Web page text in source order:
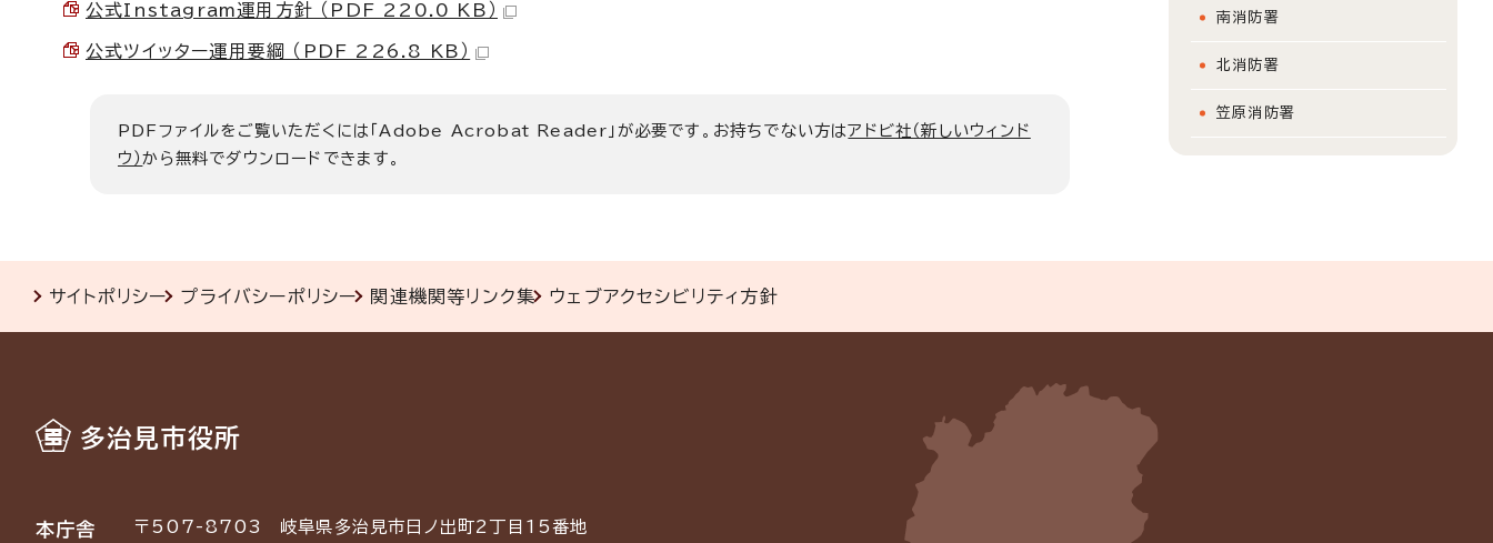
公式Instagram運用方針 （PDF 220.0 KB）
公式ツイッター運用要綱 （PDF 226.8 KB）
PDFファイルをご覧いただくには「Adobe Acrobat Reader」が必要です。お持ちでない方はアドビ社（新しいウィンド
ウ）から無料でダウンロードできます。
南消防署
北消防署
笠原消防署
サイトポリシー プライバシーポリシー 関連機関等リンク集 ウェブアクセシビリティ方針
多治見市役所
本庁舎 〒507-8703 岐阜県多治見市日ノ出町2丁目15番地